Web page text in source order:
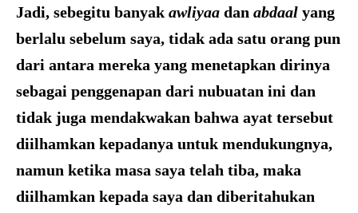
Jadi, sebegitu banyak awliyaa dan abdaal yang
berlalu sebelum saya, tidak ada satu orang pun
dari antara mereka yang menetapkan dirinya
sebagai penggenapan dari nubuatan ini dan
tidak juga mendakwakan bahwa ayat tersebut
diilhamkan kepadanya untuk mendukungnya,
namun ketika masa saya telah tiba, maka
diilhamkan kepada saya dan diberitahukan